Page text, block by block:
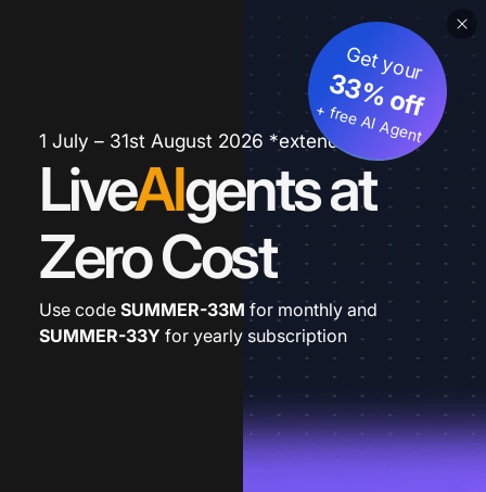
1 July – 31st August 2026 *extended
LiveAIgents at
Zero Cost
Get your
33% off
+ free AI Agent
Use code SUMMER-33M for monthly and
SUMMER-33Y for yearly subscription